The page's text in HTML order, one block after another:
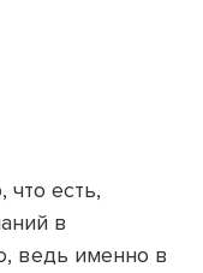
что есть,
в
ведь именно в